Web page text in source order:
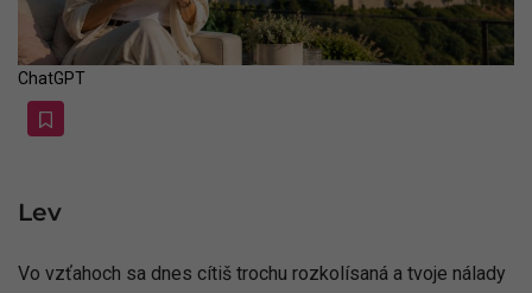
ChatGPT
Lev
Vo vzťahoch sa dnes cítiš trochu rozkolísaná a tvoje nálady